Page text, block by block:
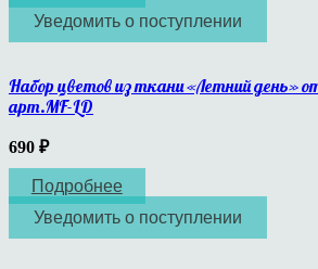
Уведомить о поступлении
Набор цветов из ткани «Летний день»
арт.MF-LD
690 ₽
Подробнее
Уведомить о поступлении